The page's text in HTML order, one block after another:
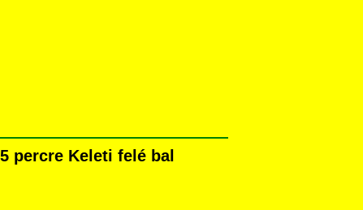
percre Keleti felé bal